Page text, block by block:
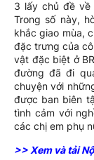
3 lấy chủ đề về
Trong số này,
khắc giao mùa,
đặc trưng của
vật đặc biệt ở
đường đã đi
chuyện với
được ban biên
tình cảm với
các chị em phụ
>> Xem và tải